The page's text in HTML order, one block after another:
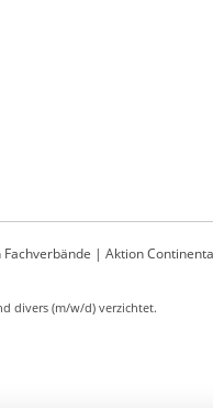
| Aktion
divers (m/w/d) verzichtet.